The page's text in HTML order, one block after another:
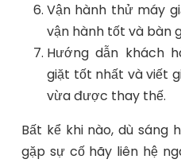
Vận hành thử máy
vận hành tốt và bàn
Hướng dẫn khách
giặt tốt nhất và viết
vừa được thay thế.
Bất kể khi nào, dù sáng
gặp sự cố hãy liên hệ